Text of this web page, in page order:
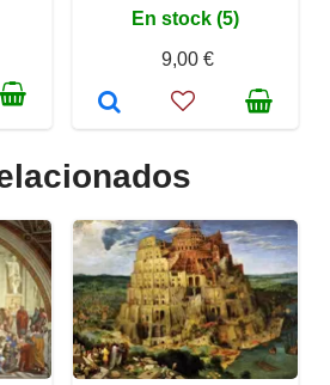
En stock (5)
9,00 €